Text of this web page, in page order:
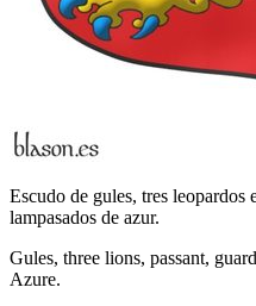
Escudo de gules, tres leopardos
lampasados de azur.
Gules, three lions, passant,
Azure.